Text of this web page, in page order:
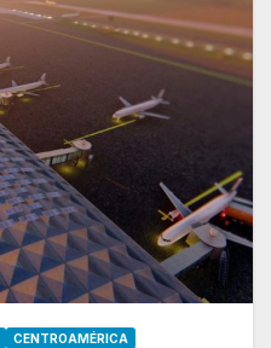
CENTROAMÉRICA